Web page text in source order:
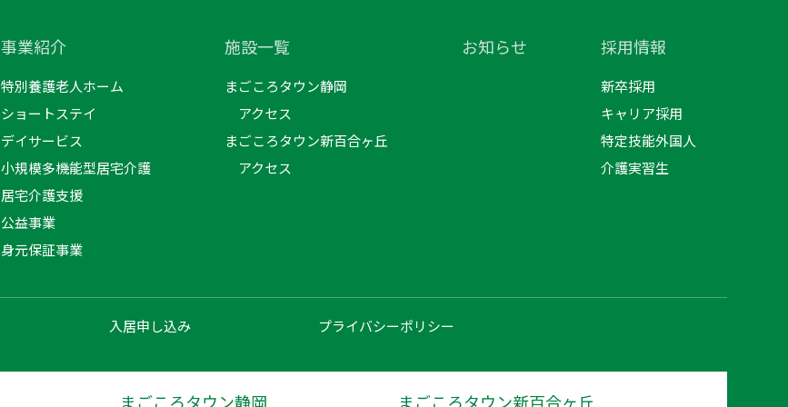
事業紹介
特別養護老人ホーム
ショートステイ
デイサービス
小規模多機能型居宅介護
居宅介護支援
公益事業
身元保証事業
施設一覧
まごころタウン静岡
アクセス
まごころタウン新百合ヶ丘
アクセス
お知らせ 採用情報
新卒採用
キャリア採用
特定技能外国人
介護実習生
入居申し込み プライバシーポリシー
まごころタウン静岡 まごころタウン新百合ヶ丘